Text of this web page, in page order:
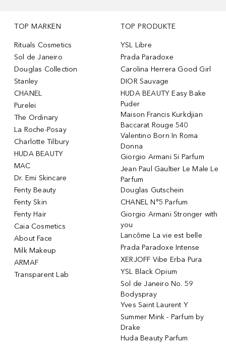
TOP MARKEN
Rituals Cosmetics
Sol de Janeiro
Douglas Collection
Stanley
CHANEL
Purelei
The Ordinary
La Roche-Posay
Charlotte Tilbury
HUDA BEAUTY
MAC
Dr. Emi Skincare
Fenty Beauty
Fenty Skin
Fenty Hair
Caia Cosmetics
About Face
Milk Makeup
ARMAF
Transparent Lab
TOP PRODUKTE
YSL Libre
Prada Paradoxe
Carolina Herrera Good Girl
DIOR Sauvage
HUDA BEAUTY Easy Bake
Puder
Maison Francis Kurkdjian
Baccarat Rouge 540
Valentino Born In Roma
Donna
Giorgio Armani Si Parfum
Jean Paul Gaultier Le Male Le
Parfum
Douglas Gutschein
CHANEL N°5 Parfum
Giorgio Armani Stronger with
you
Lancôme La vie est belle
Prada Paradoxe Intense
XERJOFF Vibe Erba Pura
YSL Black Opium
Sol de Janeiro No. 59
Bodyspray
Yves Saint Laurent Y
Summer Mink - Parfum by
Drake
Huda Beauty Parfum